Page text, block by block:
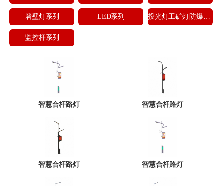
墙壁灯系列 LED系列
监控杆系列
智慧合杆路灯 智慧合杆路灯
智慧合杆路灯 智慧合杆路灯